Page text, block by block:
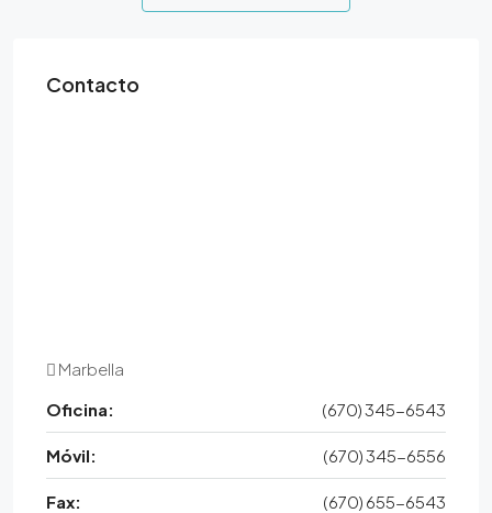
Contacto
Marbella
Oficina:
(670) 345-6543
Móvil: (670) 345-6556
Fax: (670) 655-6543